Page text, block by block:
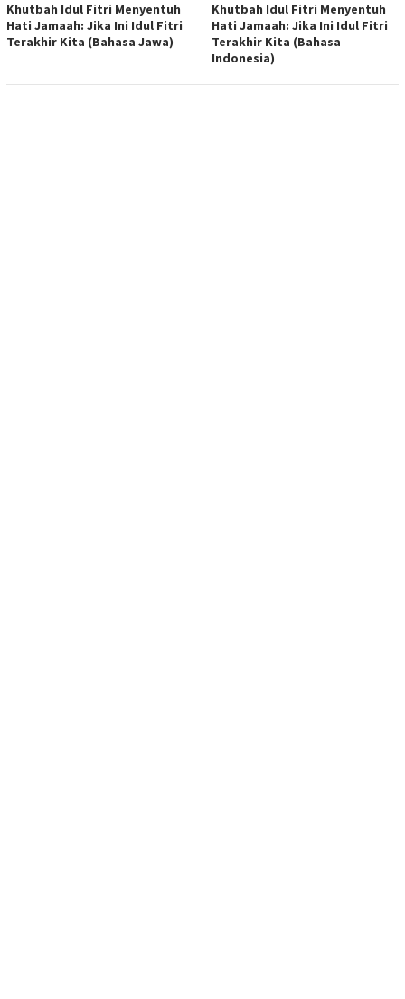
Khutbah Idul Fitri Menyentuh
Hati Jamaah: Jika Ini Idul Fitri
Terakhir Kita (Bahasa Jawa)
Khutbah Idul Fitri Menyentuh
Hati Jamaah: Jika Ini Idul Fitri
Terakhir Kita (Bahasa
Indonesia)